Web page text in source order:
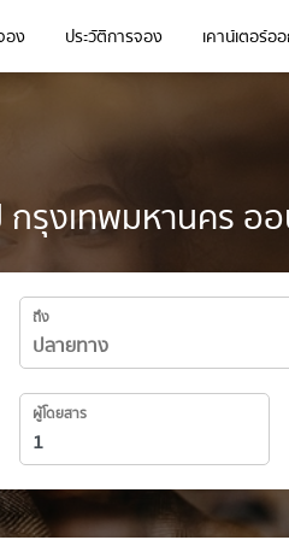
อง ประวัติการจอง เคาน์เตอร์อ
รุงเทพมหานคร อ
ถึง
ผู้โดยสาร